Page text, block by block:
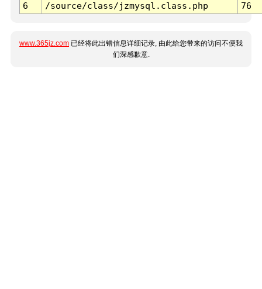
6
/source/class/jzmysql.class.php 76
www.365jz.com 已经将此出错信息详细记录, 由此给您带来的访问不便我
们深感歉意.